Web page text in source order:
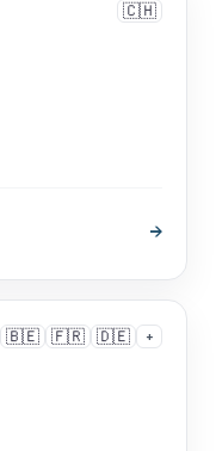
🇨🇭
→
🇧🇪 🇫🇷 🇩🇪 +